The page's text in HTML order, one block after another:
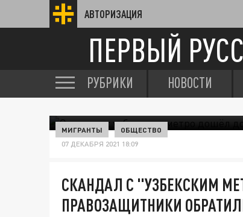
АВТОРИЗАЦИЯ
ПЕРВЫЙ
РУБРИКИ НОВОСТИ
МИГРАНТЫ ОБЩЕСТВО
07 ДЕКАБРЯ 2021 18:09
СКАНДАЛ С "УЗБЕКСКИМ
ПРАВОЗАЩИТНИКИ